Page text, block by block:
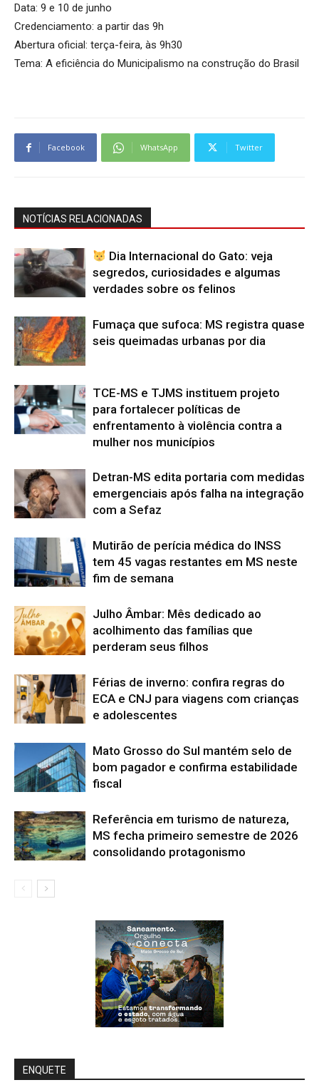
Data: 9 e 10 de junho
Credenciamento: a partir das 9h
Abertura oficial: terça-feira, às 9h30
Tema: A eficiência do Municipalismo na construção do Brasil
Facebook WhatsApp Twitter
NOTÍCIAS RELACIONADAS
Dia Internacional do Gato: veja
segredos, curiosidades e algumas
verdades sobre os felinos
Fumaça que sufoca: MS registra quase
seis queimadas urbanas por dia
TCE-MS e TJMS instituem projeto
para fortalecer políticas de
enfrentamento à violência contra a
mulher nos municípios
Detran-MS edita portaria com medidas
emergenciais após falha na integração
com a Sefaz
Mutirão de perícia médica do INSS
tem 45 vagas restantes em MS neste
fim de semana
Julho Âmbar: Mês dedicado ao
acolhimento das famílias que
perderam seus filhos
Férias de inverno: confira regras do
ECA e CNJ para viagens com crianças
e adolescentes
Mato Grosso do Sul mantém selo de
bom pagador e confirma estabilidade
fiscal
Referência em turismo de natureza,
MS fecha primeiro semestre de 2026
consolidando protagonismo
ENQUETE